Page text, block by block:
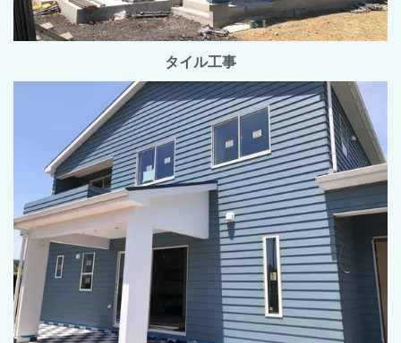
タイル工事